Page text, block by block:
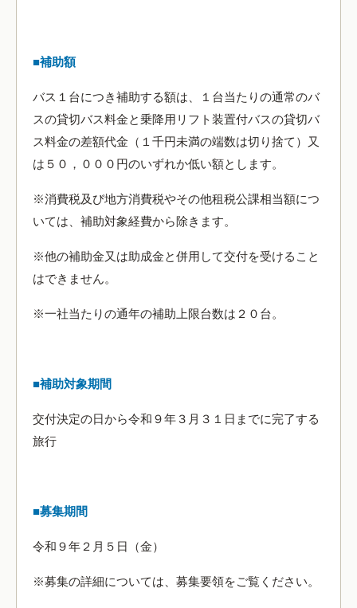
■補助額
バス１台につき補助する額は、１台当たりの通常のバ
スの貸切バス料金と乗降用リフト装置付バスの貸切バ
ス料金の差額代金（１千円未満の端数は切り捨て）又
は５０，０００円のいずれか低い額とします。
※消費税及び地方消費税やその他租税公課相当額につ
いては、補助対象経費から除きます。
※他の補助金又は助成金と併用して交付を受けること
はできません。
※一社当たりの通年の補助上限台数は２０台。
■補助対象期間
交付決定の日から令和９年３月３１日までに完了する
旅行
■募集期間
令和９年２月５日（金）
※募集の詳細については、募集要領をご覧ください。